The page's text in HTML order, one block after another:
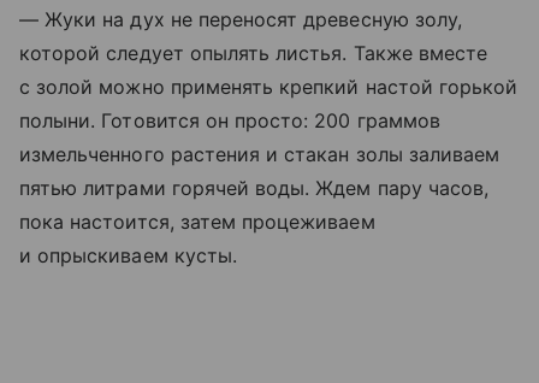
— Жуки на дух не переносят древесную золу,
которой следует опылять листья. Также вместе
с золой можно применять крепкий настой горькой
полыни. Готовится он просто: 200 граммов
измельченного растения и стакан золы заливаем
пятью литрами горячей воды. Ждем пару часов,
пока настоится, затем процеживаем
и опрыскиваем кусты.